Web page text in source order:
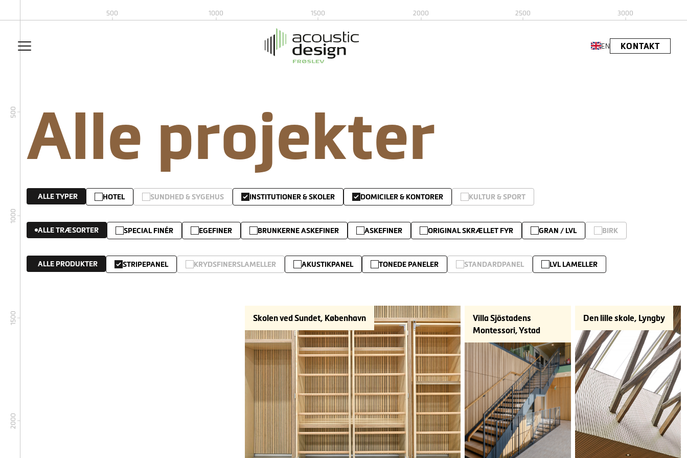
EN KONTAKT
500 1000 1500 2000 2500 3000
500
1000
1500
2000
Alle projekter
ALLE TYPER HOTEL SUNDHED & SYGEHUS INSTITUTIONER & SKOLER DOMICILER & KONTORER KULTUR & SPORT
ALLE TRÆSORTER SPECIAL FINÉR EGEFINER BRUNKERNE ASKEFINER ASKEFINER ORIGINAL SKRÆLLET FYR GRAN / LVL BIRK
ALLE PRODUKTER STRIPEPANEL KRYDSFINERSLAMELLER AKUSTIKPANEL TONEDE PANELER STANDARDPANEL LVL LAMELLER
Skolen ved Sundet, København
Villa Sjöstadens
Montessori, Ystad
Den lille skole, Lyngby